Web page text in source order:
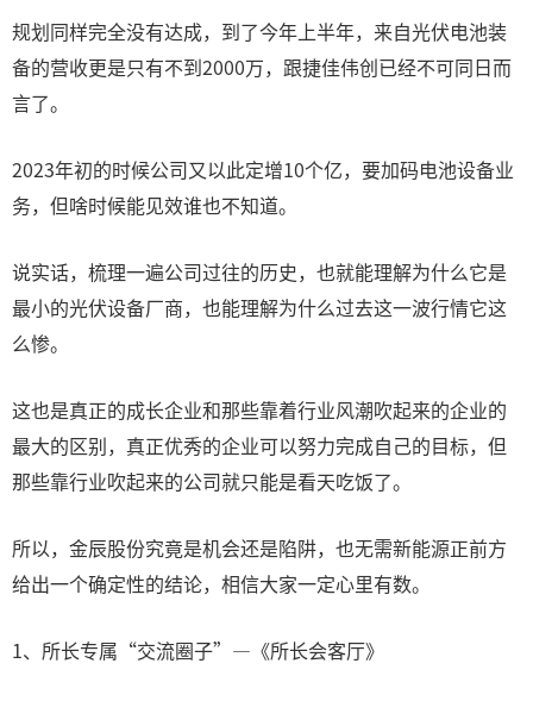
规划同样完全没有达成，到了今年上半年，来自光伏电池装
备的营收更是只有不到2000万，跟捷佳伟创已经不可同日而
言了。
2023年初的时候公司又以此定增10个亿，要加码电池设备业
务，但啥时候能见效谁也不知道。
说实话，梳理一遍公司过往的历史，也就能理解为什么它是
最小的光伏设备厂商，也能理解为什么过去这一波行情它这
么惨。
这也是真正的成长企业和那些靠着行业风潮吹起来的企业的
最大的区别，真正优秀的企业可以努力完成自己的目标，但
那些靠行业吹起来的公司就只能是看天吃饭了。
所以，金辰股份究竟是机会还是陷阱，也无需新能源正前方
给出一个确定性的结论，相信大家一定心里有数。
1、所长专属“交流圈子”—《所长会客厅》